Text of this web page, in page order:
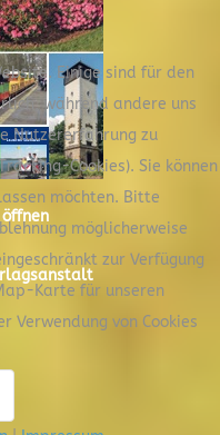
öffnen
Einige sind für den
während andere uns
Nutzererfahrung zu
Cookies). Sie können
möchten. Bitte
möglicherweise
zur Verfügung
Karte für unseren
Verwendung von Cookies